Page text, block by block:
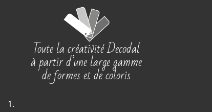
Toute la créativité Decodal
à partir d’une large gamme
de formes et de coloris